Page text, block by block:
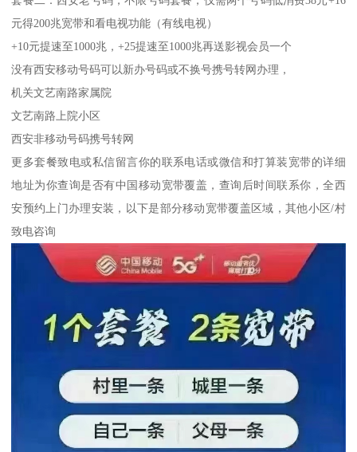
元得200兆宽带和看电视功能（有线电视）
+10元提速至1000兆，+25提速至1000兆再送影视会员一个
没有西安移动号码可以新办号码或不换号携号转网办理，
机关文艺南路家属院
文艺南路上院小区
西安非移动号码携号转网
更多套餐致电或私信留言你的联系电话或微信和打算装宽带的详细
地址为你查询是否有中国移动宽带覆盖，查询后时间联系你，全西
安预约上门办理安装，以下是部分移动宽带覆盖区域，其他小区/村
致电咨询